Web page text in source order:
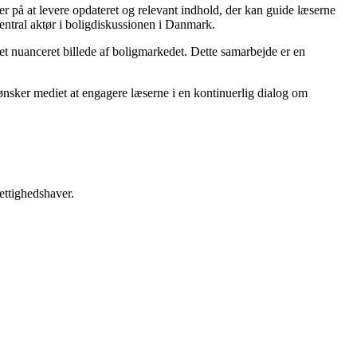
på at levere opdateret og relevant indhold, der kan guide læserne
aktør i boligdiskussionen i Danmark.
billede af boligmarkedet. Dette samarbejde er en
mediet at engagere læserne i en kontinuerlig dialog om